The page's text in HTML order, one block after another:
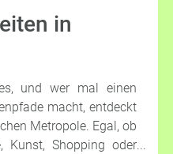
in
und wer mal einen
macht, entdeckt
Metropole. Egal, ob
Kunst, Shopping oder